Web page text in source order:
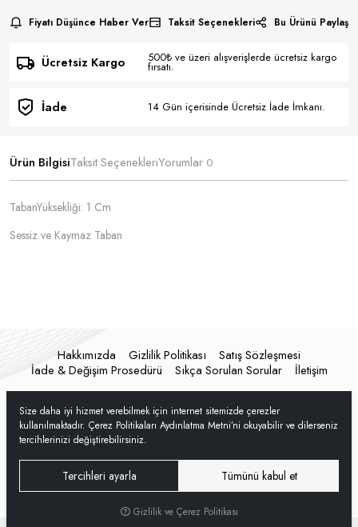
Fiyatı Düşünce Haber Ver Taksit Seçenekleri Bu Ürünü Paylaş
Ücretsiz Kargo 500₺ ve üzeri alışverişlerde ücretsiz kargo
fırsatı.
İade 14 Gün içerisinde Ücretsiz İade İmkanı.
Ürün BilgisiTaksit SeçenekleriYorumlar 0
TabanYüksekliği: 1 Cm
Sessiz ve Kaymaz Taban
Hakkımızda Gizlilik Politikası
Satış Sözleşmesi
İade & Değişim Prosedürü
Sıkça Sorulan Sorular İletişim
Size daha iyi hizmet verebilmek için internet sitemizde çerezler
kullanılmaktadır. Çerez Politikaları Aydınlatma Metni’ni okuyabilir ve dilerseniz
tercihlerinizi değiştirebilirsiniz.
Tercihleri ayarla Tümünü kabul et
Gizlilik ve Çerez Politikası